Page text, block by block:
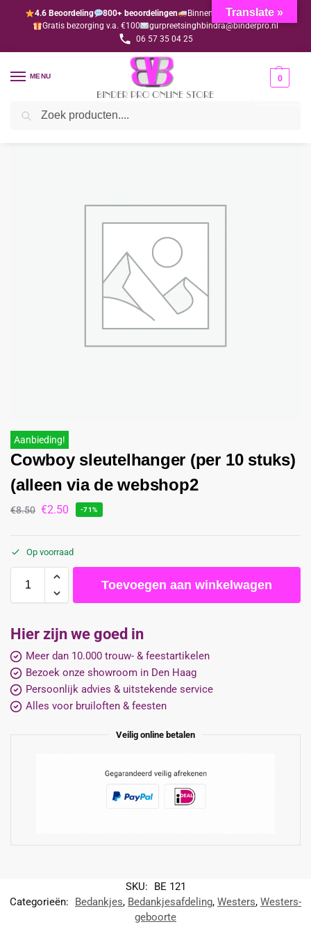
4.6 Beoordeling 800+ beoordelingen
Binnen 1-3 dagen geleverd
Gratis bezorging v.a. €100
gurpreetsinghbindra@binderpro.nl
06 57 35 04 25
MENU 0
Home Bedankjesafdeling
Aanbieding!
Cowboy sleutelhanger (per 10 stuks)
(alleen via de webshop2
€8.50 €2.50 -71%
Op voorraad
Toevoegen aan winkelwagen
Hier zijn we goed in
Meer dan 10.000 trouw- & feestartikelen
Bezoek onze showroom in Den Haag
Persoonlijk advies & uitstekende service
Alles voor bruiloften & feesten
Veilig online betalen
SKU:
BE 121
Categorieën:
Bedankjes, Bedankjesafdeling, Westers, Westers-
geboorte
Translate »